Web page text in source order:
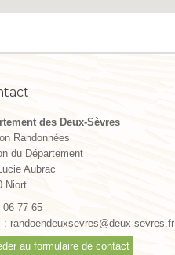
des Deux-Sèvres
Randonnées
du Département
Aubrac
Niort
06 77 65
: randoendeuxsevres@deux-sevres.fr
au formulaire de contact